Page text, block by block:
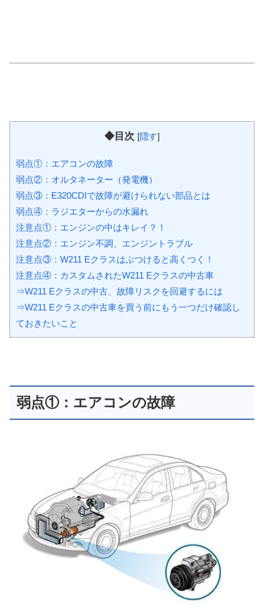
◆目次 [隠す]
弱点①：エアコンの故障
弱点②：オルタネーター（発電機）
弱点③：E320CDIで故障が避けられない部品とは
弱点④：ラジエターからの水漏れ
注意点①：エンジンの中はキレイ？！
注意点②：エンジン不調、エンジントラブル
注意点③：W211 Eクラスはぶつけると高くつく！
注意点④：カスタムされたW211 Eクラスの中古車
⇒W211 Eクラスの中古、故障リスクを回避するには
⇒W211 Eクラスの中古車を買う前にもう一つだけ確認し
ておきたいこと
弱点①：エアコンの故障